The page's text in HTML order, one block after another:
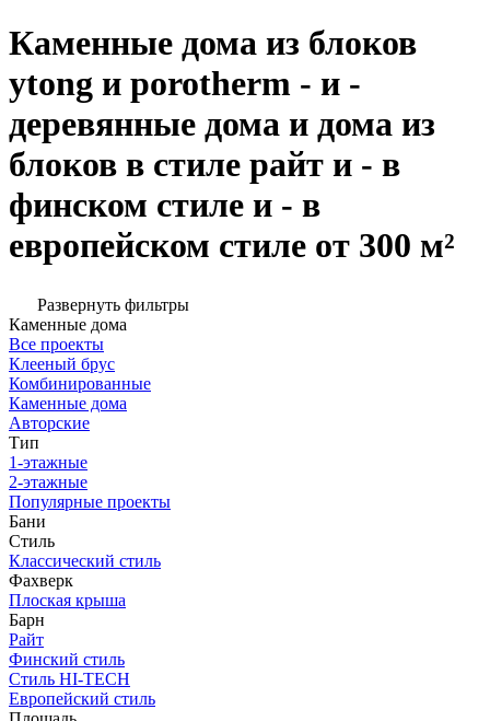
Каменные дома из блоков
ytong и porotherm - и -
деревянные дома и дома из
блоков в стиле райт и - в
финском стиле и - в
европейском стиле от 300 м²
Развернуть фильтры
Каменные дома
Все проекты
Клееный брус
Комбинированные
Каменные дома
Авторские
Тип
1-этажные
2-этажные
Популярные проекты
Бани
Стиль
Классический стиль
Фахверк
Плоская крыша
Барн
Райт
Финский стиль
Стиль HI-TECH
Европейский стиль